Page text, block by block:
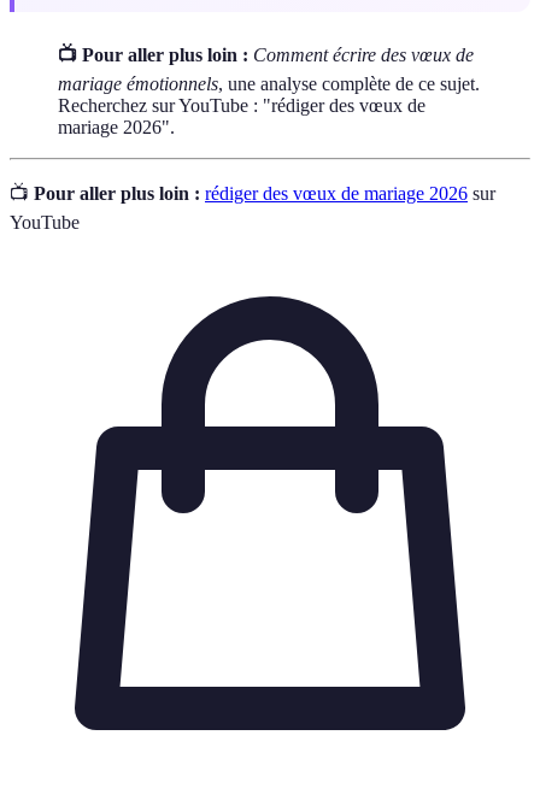
📺 Pour aller plus loin : Comment écrire des vœux de
mariage émotionnels, une analyse complète de ce sujet.
Recherchez sur YouTube : "rédiger des vœux de
mariage 2026".
📺 Pour aller plus loin : rédiger des vœux de mariage 2026 sur
YouTube